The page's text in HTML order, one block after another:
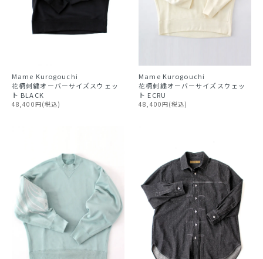
Mame Kurogouchi
花柄刺繍オーバーサイズスウェッ
ト BLACK
48,400円(税込)
Mame Kurogouchi
花柄刺繍オーバーサイズスウェッ
ト ECRU
48,400円(税込)